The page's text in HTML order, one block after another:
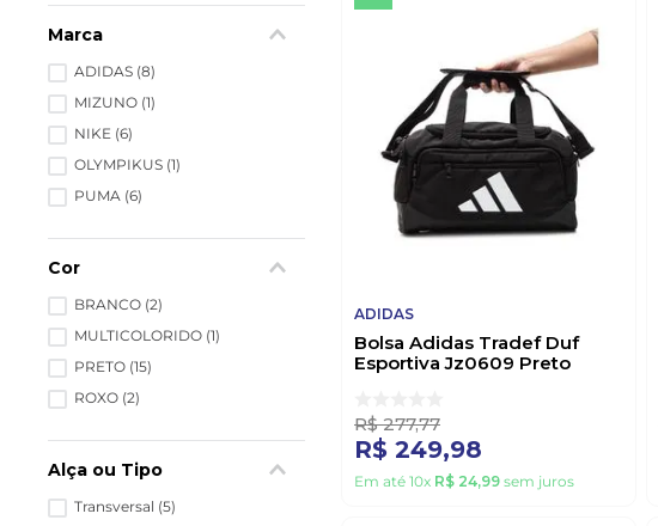
Alça ou Tipo
Transversal (5)
Cor
BRANCO (2)
MULTICOLORIDO (1)
PRETO (15)
ROXO (2)
Marca
ADIDAS (8)
MIZUNO (1)
NIKE (6)
OLYMPIKUS (1)
PUMA (6)
ADIDAS
Bolsa Adidas Tradef Duf
Esportiva Jz0609 Preto
R$ 277,77
R$ 249,98
Em até10x R$ 24,99 sem juros